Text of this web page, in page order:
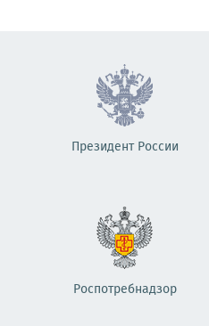
Президент России
Роспотребнадзор